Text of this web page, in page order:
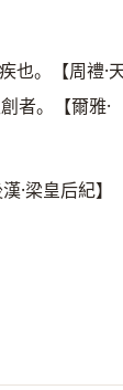
也。【周禮·
者。【爾雅·
·梁皇后紀】